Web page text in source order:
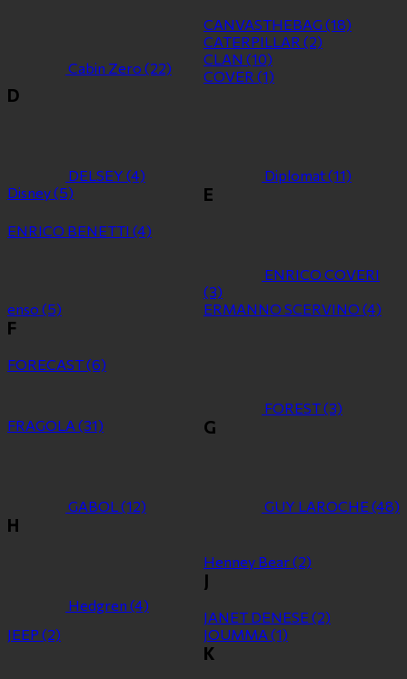
Cabin Zero (22)
CANVASTHEBAG (18)
CATERPILLAR (2)
CLAN (10)
COVER (1)
D
DELSEY (4) Diplomat(11)
Disney(5) E
ENRICO BENETTI (4)
ENRICO COVERI
(3)
enso (5) ERMANNO SCERVINO (4)
F
FORECAST(6)
FOREST(3)
FRAGOLA (31) G
GABOL(12) GUY LAROCHE (48)
H
Hedgren (4)
Henney Bear(2)
J
JANET DENESE (2)
JEEP (2) JOUMMA (1)
K